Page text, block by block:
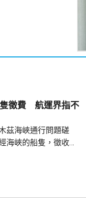
徵費 航運界指不
茲海峽通行問題磋
海峽的船隻，徵收相
木茲海峽的「波斯灣